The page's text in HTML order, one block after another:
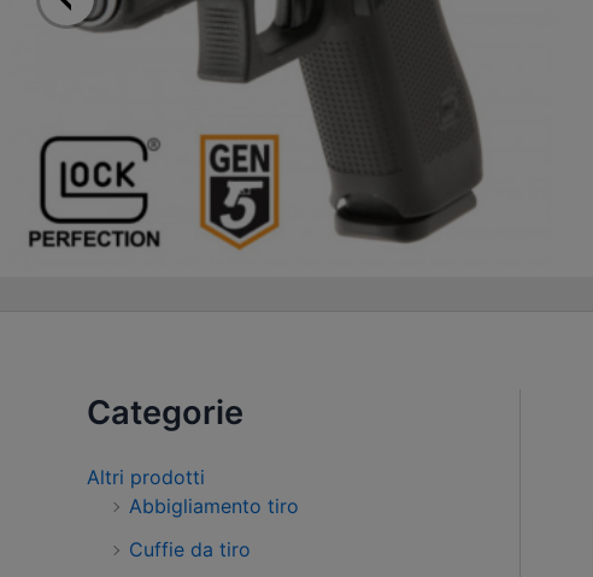
Categorie
Altri prodotti
Abbigliamento tiro
Cuffie da tiro